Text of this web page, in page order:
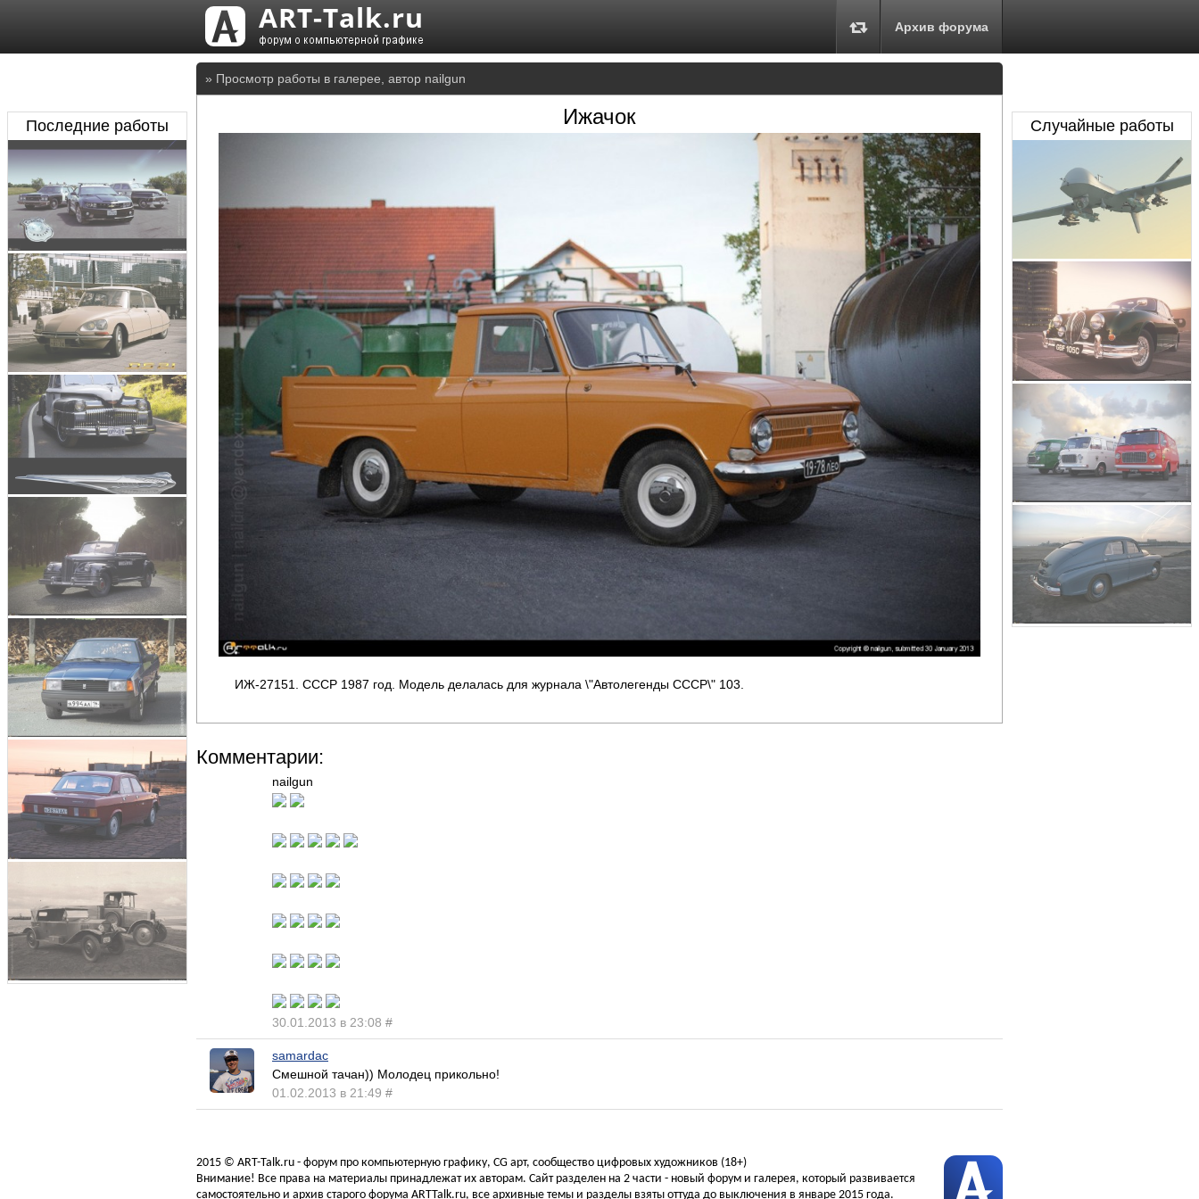
Архив форума
» Просмотр работы в галерее, автор nailgun
Ижачок
ИЖ-27151. СССР 1987 год. Модель делалась для журнала \"Автолегенды СССР\" 103.
Комментарии:
nailgun
30.01.2013 в 23:08 #
samardac
Смешной тачан)) Молодец прикольно!
01.02.2013 в 21:49 #
Последние работы Случайные работы
2015 © ART-Talk.ru - форум про компьютерную графику, CG арт, сообщество цифровых художников (18+)
Внимание! Все права на материалы принадлежат их авторам. Сайт разделен на 2 части - новый форум и галерея, который развивается
самостоятельно и архив старого форума ARTTalk.ru, все архивные темы и разделы взяты оттуда до выключения в январе 2015 года.